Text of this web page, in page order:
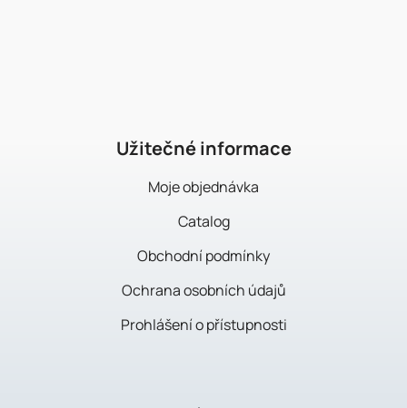
Užitečné informace
Moje objednávka
Catalog
Obchodní podmínky
Ochrana osobních údajů
Prohlášení o přístupnosti